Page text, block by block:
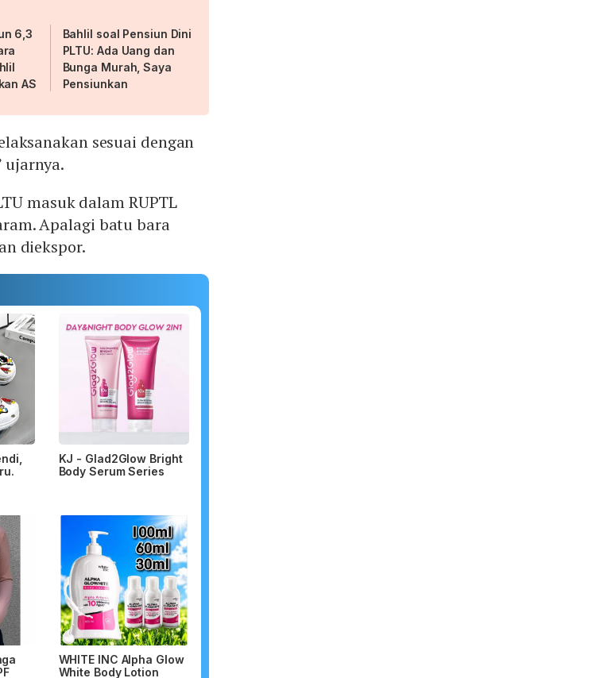
6,3
AS
Bahlil soal Pensiun Dini
PLTU: Ada Uang dan
Bunga Murah, Saya
Pensiunkan
sesuai dengan
ujarnya.
masuk dalam RUPTL
Apalagi batu bara
diekspor.
KJ - Glad2Glow Bright
Body Serum Series
WHITE INC Alpha Glow
White Body Lotion